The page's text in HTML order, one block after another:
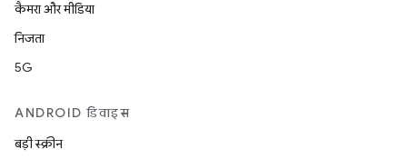
कैमरा और मीडिया
निजता
5G
ANDROID डिवाइस
बड़ी स्क्रीन